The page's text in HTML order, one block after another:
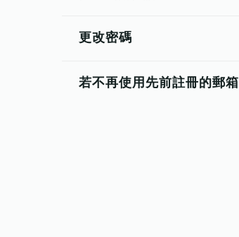
更改密碼
若不再使用先前註冊的郵箱